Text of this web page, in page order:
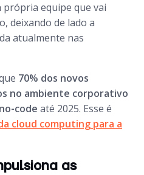
equipe que vai
deixando de lado a
atualmente nas
70% dos novos
no ambiente corporativo
no-code até 2025. Esse é
cloud computing para a
as